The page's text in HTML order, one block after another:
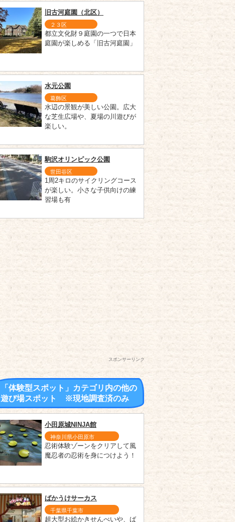
旧古河庭園（北区）
２３区
都立文化財９庭園の一つで日本
庭園が楽しめる「旧古河庭園」
水元公園
葛飾区
水辺の景観が美しい公園。広大
な芝生広場や、夏場の川遊びが
楽しい。
駒沢オリンピック公園
世田谷区
1周2キロのサイクリングコース
が楽しい。小さな子供向けの練
習場も有
スポンサーリンク
「体験型スポット」カテゴリ内の他の
遊び場スポット ※現地調査済のみ
小田原城NINJA館
神奈川県小田原市
忍術体験ゾーンをクリアして風
魔忍者の忍術を身につけよう！
ばかうけサーカス
千葉県千葉市
超大型お絵かきせんべいや、ば